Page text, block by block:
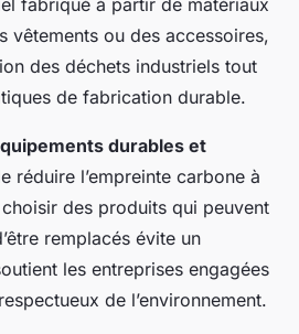
fabriqué à partir de matériaux
vêtements ou des accessoires,
des déchets industriels tout
de fabrication durable.
durables et
réduire l’empreinte carbone à
des produits qui peuvent
remplacés évite un
les entreprises engagées
de l’environnement.